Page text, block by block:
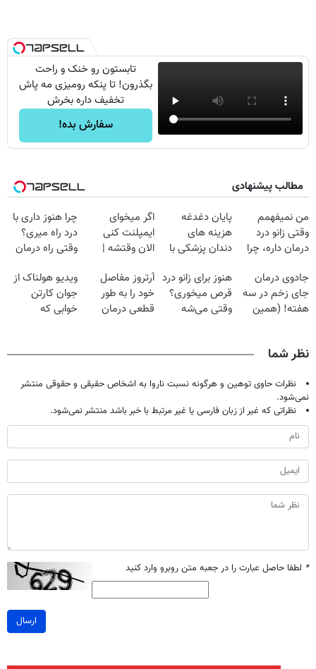
تابستون رو خنک و راحت
بگذرون! تا پنکه رومیزی مه پاش
تخفیف داره بخرش
سفارش بده!
مطالب پیشنهادی
من نمیفهمم
وقتی زانو درد
درمان داره، چرا
تحمل میکنی؟❗
پایان دغدغه
هزینه های
دندان پزشکی با
خانگی
اگر میخوای
ایمپلنت کنی
الان وقتشه |
میلیون تومان!!!
چرا هنوز داری با
درد راه میری؟
وقتی راه درمان
جادوی درمان
جای زخم در سه
هفته! (همین
هنوز برای زانو درد
قرص میخوری؟
وقتی می‌شه
آرتروز مفاصل
خود را به طور
قطعی درمان
ویدیو هولناک از
جوان کارتن
خوابی که
نظر شما
نظرات حاوی توهین و هرگونه نسبت ناروا به اشخاص حقیقی و حقوقی منتشر
نمی‌شود.
نظراتی که غیر از زبان فارسی یا غیر مرتبط با خبر باشد منتشر نمی‌شود.
* لطفا حاصل عبارت را در جعبه متن روبرو وارد کنید
ارسال